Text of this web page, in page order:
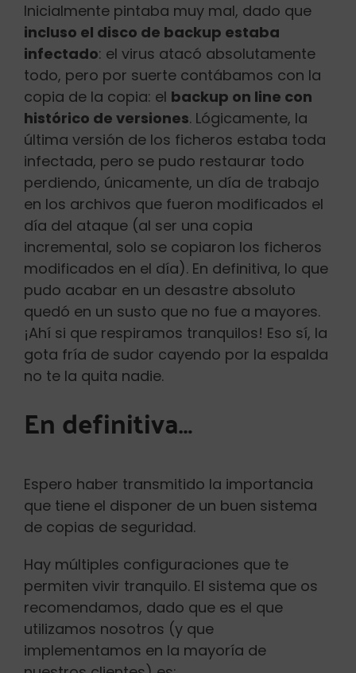
Inicialmente pintaba muy mal, dado que
incluso el disco de backup estaba
infectado: el virus atacó absolutamente
todo, pero por suerte contábamos con la
copia de la copia: el backup on line con
histórico de versiones. Lógicamente, la
última versión de los ficheros estaba toda
infectada, pero se pudo restaurar todo
perdiendo, únicamente, un día de trabajo
en los archivos que fueron modificados el
día del ataque (al ser una copia
incremental, solo se copiaron los ficheros
modificados en el día). En definitiva, lo que
pudo acabar en un desastre absoluto
quedó en un susto que no fue a mayores.
¡Ahí si que respiramos tranquilos! Eso sí, la
gota fría de sudor cayendo por la espalda
no te la quita nadie.
En definitiva…
Espero haber transmitido la importancia
que tiene el disponer de un buen sistema
de copias de seguridad.
Hay múltiples configuraciones que te
permiten vivir tranquilo. El sistema que os
recomendamos, dado que es el que
utilizamos nosotros (y que
implementamos en la mayoría de